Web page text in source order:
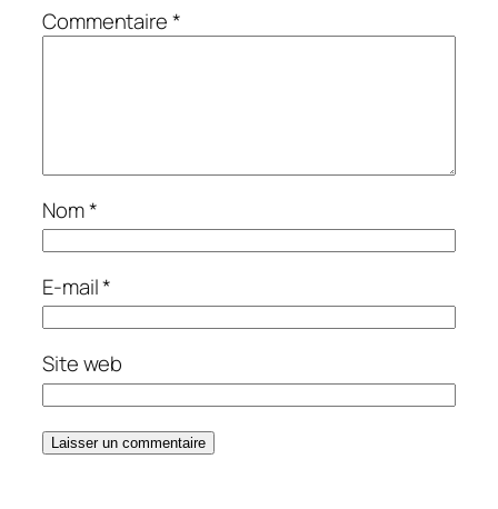
Commentaire*
Nom*
E-mail*
Site web